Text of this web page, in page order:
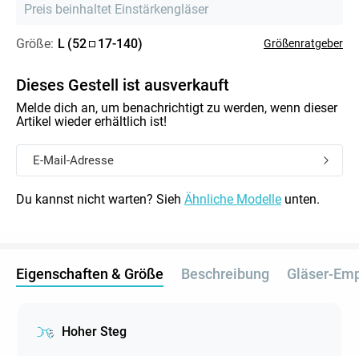
Preis beinhaltet Einstärkengläser
Größe: L (52 17-140) Größenratgeber
Dieses Gestell ist ausverkauft
Melde dich an, um benachrichtigt zu werden, wenn dieser
Artikel wieder erhältlich ist!
Du kannst nicht warten? Sieh Ähnliche Modelle unten.
Eigenschaften & Größe Beschreibung Gläser-
Hoher Steg